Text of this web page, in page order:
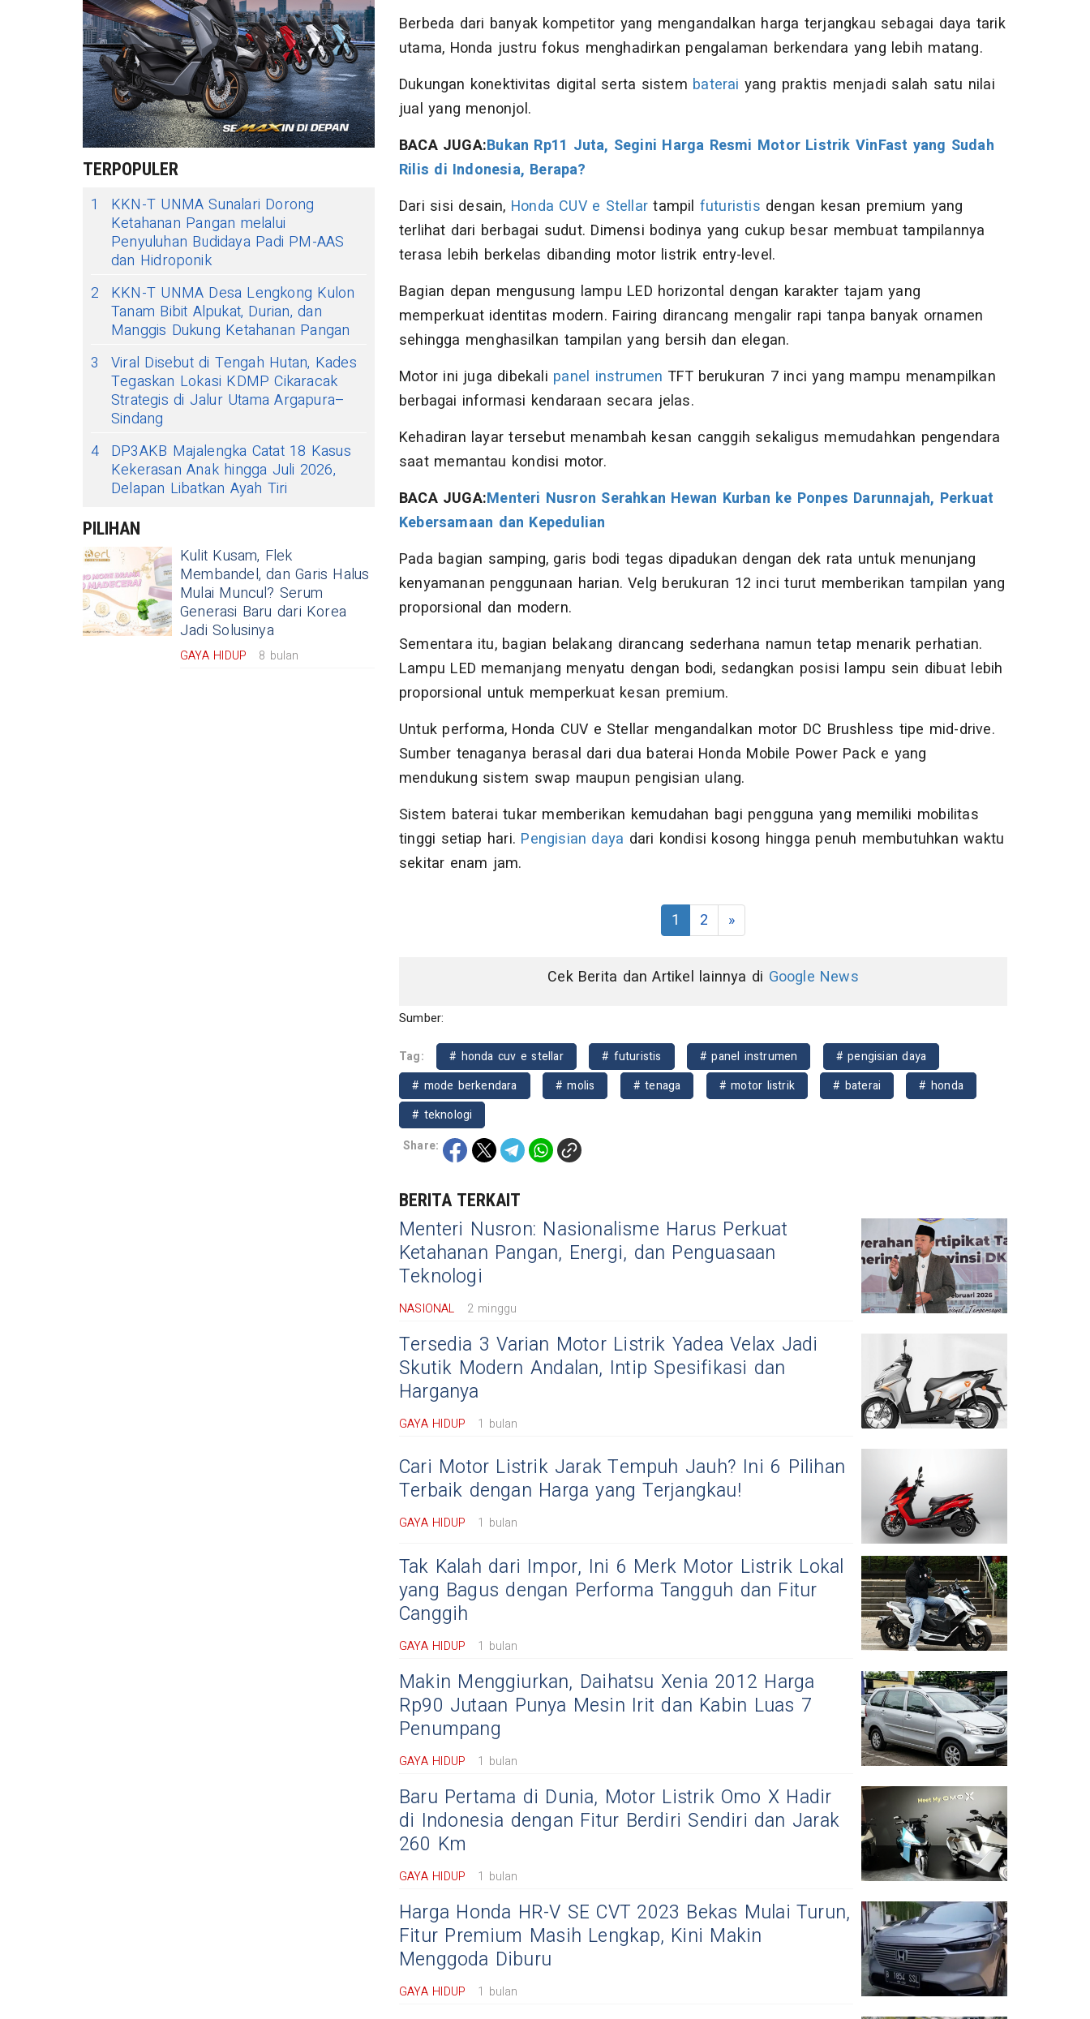
TERPOPULER
1
KKN-T UNMA Sunalari Dorong
Ketahanan Pangan melalui
Penyuluhan Budidaya Padi PM-AAS
dan Hidroponik
2
KKN-T UNMA Desa Lengkong Kulon
Tanam Bibit Alpukat, Durian, dan
Manggis Dukung Ketahanan Pangan
3
Viral Disebut di Tengah Hutan, Kades
Tegaskan Lokasi KDMP Cikaracak
Strategis di Jalur Utama Argapura–
Sindang
4 DP3AKB Majalengka Catat 18 Kasus
Kekerasan Anak hingga Juli 2026,
Delapan Libatkan Ayah Tiri
PILIHAN
Kulit Kusam, Flek
Membandel, dan Garis Halus
Mulai Muncul? Serum
Generasi Baru dari Korea
Jadi Solusinya
GAYA HIDUP 8 bulan
Berbeda dari banyak kompetitor yang mengandalkan harga terjangkau sebagai daya tarik
utama, Honda justru fokus menghadirkan pengalaman berkendara yang lebih matang.
Dukungan konektivitas digital serta sistem baterai yang praktis menjadi salah satu nilai
jual yang menonjol.
BACA JUGA:Bukan Rp11 Juta, Segini Harga Resmi Motor Listrik VinFast yang Sudah
Rilis di Indonesia, Berapa?
Dari sisi desain, Honda CUV e Stellar tampil futuristis dengan kesan premium yang
terlihat dari berbagai sudut. Dimensi bodinya yang cukup besar membuat tampilannya
terasa lebih berkelas dibanding motor listrik entry-level.
Bagian depan mengusung lampu LED horizontal dengan karakter tajam yang
memperkuat identitas modern. Fairing dirancang mengalir rapi tanpa banyak ornamen
sehingga menghasilkan tampilan yang bersih dan elegan.
Motor ini juga dibekali panel instrumen TFT berukuran 7 inci yang mampu menampilkan
berbagai informasi kendaraan secara jelas.
Kehadiran layar tersebut menambah kesan canggih sekaligus memudahkan pengendara
saat memantau kondisi motor.
BACA JUGA:Menteri Nusron Serahkan Hewan Kurban ke Ponpes Darunnajah, Perkuat
Kebersamaan dan Kepedulian
Pada bagian samping, garis bodi tegas dipadukan dengan dek rata untuk menunjang
kenyamanan penggunaan harian. Velg berukuran 12 inci turut memberikan tampilan yang
proporsional dan modern.
Sementara itu, bagian belakang dirancang sederhana namun tetap menarik perhatian.
Lampu LED memanjang menyatu dengan bodi, sedangkan posisi lampu sein dibuat lebih
proporsional untuk memperkuat kesan premium.
Untuk performa, Honda CUV e Stellar mengandalkan motor DC Brushless tipe mid-drive.
Sumber tenaganya berasal dari dua baterai Honda Mobile Power Pack e yang
mendukung sistem swap maupun pengisian ulang.
Sistem baterai tukar memberikan kemudahan bagi pengguna yang memiliki mobilitas
tinggi setiap hari. Pengisian daya dari kondisi kosong hingga penuh membutuhkan waktu
sekitar enam jam.
1 2 »
Cek Berita dan Artikel lainnya di Google News
Sumber:
Tag: # honda cuv e stellar # futuristis # panel instrumen
# pengisian daya
# mode berkendara
# molis # tenaga # motor listrik # baterai
# honda
# teknologi
Share:
BERITA TERKAIT
Menteri Nusron: Nasionalisme Harus Perkuat
Ketahanan Pangan, Energi, dan Penguasaan
Teknologi
NASIONAL 2 minggu
Tersedia 3 Varian Motor Listrik Yadea Velax Jadi
Skutik Modern Andalan, Intip Spesifikasi dan
Harganya
GAYA HIDUP 1 bulan
Cari Motor Listrik Jarak Tempuh Jauh? Ini 6 Pilihan
Terbaik dengan Harga yang Terjangkau!
GAYA HIDUP 1 bulan
Tak Kalah dari Impor, Ini 6 Merk Motor Listrik Lokal
yang Bagus dengan Performa Tangguh dan Fitur
Canggih
GAYA HIDUP 1 bulan
Makin Menggiurkan, Daihatsu Xenia 2012 Harga
Rp90 Jutaan Punya Mesin Irit dan Kabin Luas 7
Penumpang
GAYA HIDUP 1 bulan
Baru Pertama di Dunia, Motor Listrik Omo X Hadir
di Indonesia dengan Fitur Berdiri Sendiri dan Jarak
260 Km
GAYA HIDUP 1 bulan
Harga Honda HR-V SE CVT 2023 Bekas Mulai Turun,
Fitur Premium Masih Lengkap, Kini Makin
Menggoda Diburu
GAYA HIDUP 1 bulan